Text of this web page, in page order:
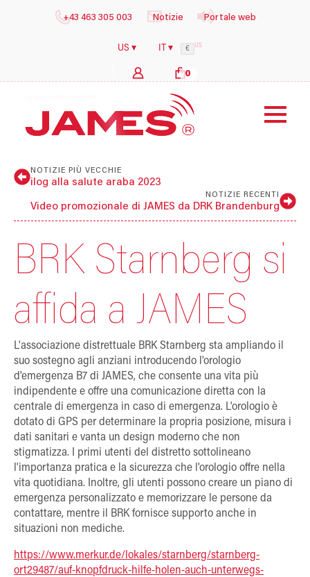
+43 463 305 003 Notizie Portale web
US ▾ IT ▾ € US
0
NOTIZIE PIÙ VECCHIE
ilog alla salute araba 2023
NOTIZIE RECENTI
Video promozionale di JAMES da DRK Brandenburg
BRK Starnberg si
affida a JAMES
L'associazione distrettuale BRK Starnberg sta ampliando il
suo sostegno agli anziani introducendo l'orologio
d'emergenza B7 di JAMES, che consente una vita più
indipendente e offre una comunicazione diretta con la
centrale di emergenza in caso di emergenza. L'orologio è
dotato di GPS per determinare la propria posizione, misura i
dati sanitari e vanta un design moderno che non
stigmatizza. I primi utenti del distretto sottolineano
l'importanza pratica e la sicurezza che l'orologio offre nella
vita quotidiana. Inoltre, gli utenti possono creare un piano di
emergenza personalizzato e memorizzare le persone da
contattare, mentre il BRK fornisce supporto anche in
situazioni non mediche.
https://www.merkur.de/lokales/starnberg/starnberg-
ort29487/auf-knopfdruck-hilfe-holen-auch-unterwegs-